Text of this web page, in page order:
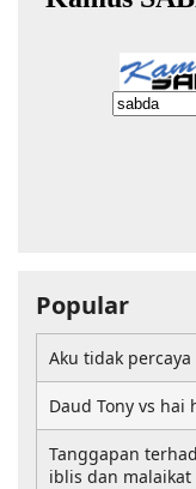
Popular
Aku tidak percaya
Daud Tony vs
Tanggapan
iblis dan malaikat